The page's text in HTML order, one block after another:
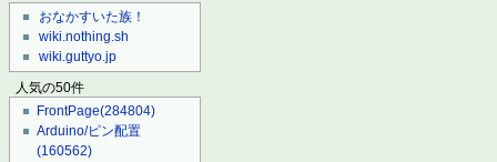
おなかすいた族！
wiki.nothing.sh
wiki.guttyo.jp
人気の50件
FrontPage(284804)
Arduino/ピン配置
(160562)